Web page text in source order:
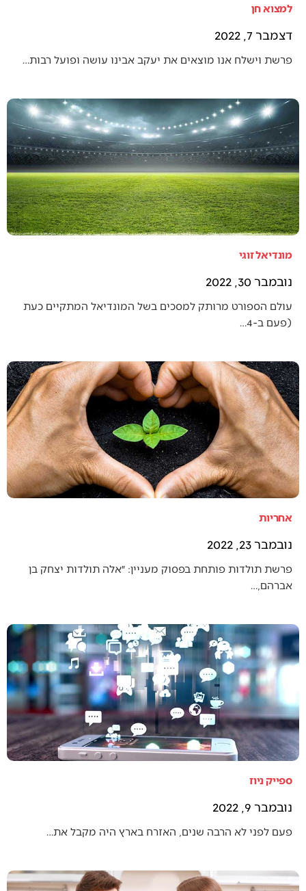
למצוא חן
דצמבר 7, 2022
פרשת וישלח אנו מוצאים את יעקב אבינו עושה ופועל רבות…
מונדיאל זוגי
נובמבר 30, 2022
עולם הספורט מרותק למסכים בשל המונדיאל המתקיים כעת
(פעם ב-4…
אחריות
נובמבר 23, 2022
פרשת תולדות פותחת בפסוק מעניין: ״אלה תולדות יצחק בן
אברהם,…
ספייק ניוז
נובמבר 9, 2022
פעם לפני לא הרבה שנים, האזרח בארץ היה מקבל את…